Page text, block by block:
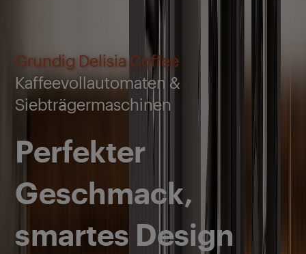
Grundig Delisia Coffee
Kaffeevollautomaten &
Siebträgermaschinen
Perfekter
Geschmack,
smartes Design